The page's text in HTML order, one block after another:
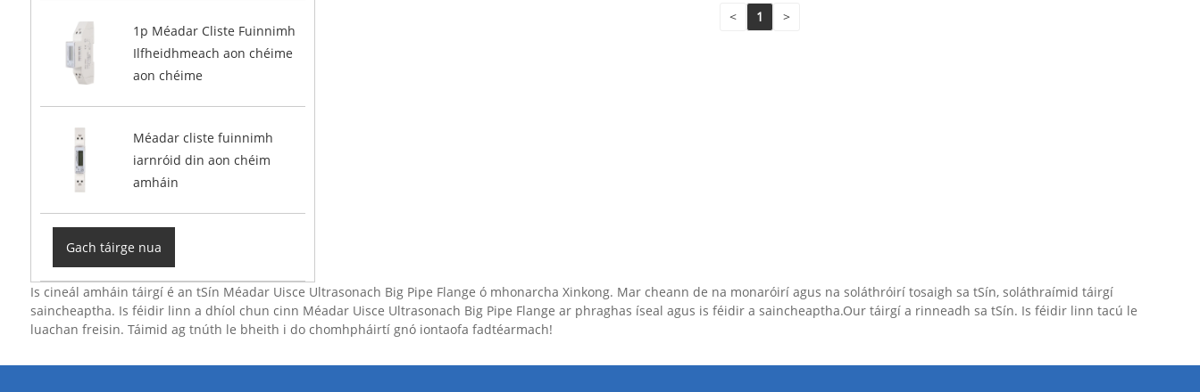
1p Méadar Cliste Fuinnimh
Ilfheidhmeach aon chéime
aon chéime
Méadar cliste fuinnimh
iarnróid din aon chéim
amháin
Gach táirge nua
< 1 >
Is cineál amháin táirgí é an tSín Méadar Uisce Ultrasonach Big Pipe Flange ó mhonarcha Xinkong. Mar cheann de na monaróirí agus na soláthróirí tosaigh sa tSín, soláthraímid táirgí
saincheaptha. Is féidir linn a dhíol chun cinn Méadar Uisce Ultrasonach Big Pipe Flange ar phraghas íseal agus is féidir a saincheaptha.Our táirgí a rinneadh sa tSín. Is féidir linn tacú le
luachan freisin. Táimid ag tnúth le bheith i do chomhpháirtí gnó iontaofa fadtéarmach!